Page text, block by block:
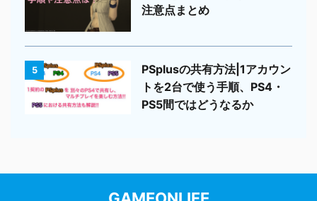
注意点まとめ
5
PSplusの共有方法|1アカウン
トを2台で使う手順、PS4・
PS5間ではどうなるか